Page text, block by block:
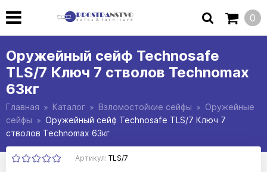
0
Оружейный сейф Technosafe
TLS/7 Ключ 7 стволов Technomax
63кг
Главная Каталог Взломостойкие сейфы
Оружейные
сейфы
Оружейный сейф Technosafe TLS/7 Ключ 7
стволов Technomax 63кг
Артикул: TLS/7